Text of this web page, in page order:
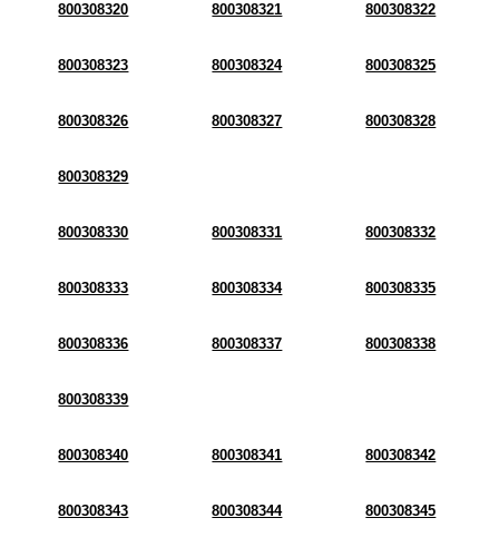
800308320 800308321 800308322
800308323 800308324 800308325
800308326 800308327 800308328
800308329
800308330 800308331 800308332
800308333 800308334 800308335
800308336 800308337 800308338
800308339
800308340 800308341 800308342
800308343 800308344 800308345